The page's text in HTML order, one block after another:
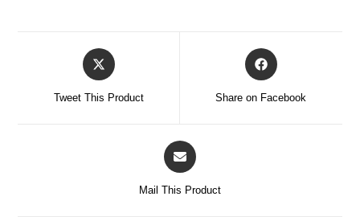
Tweet This Product Share on Facebook
Mail This Product